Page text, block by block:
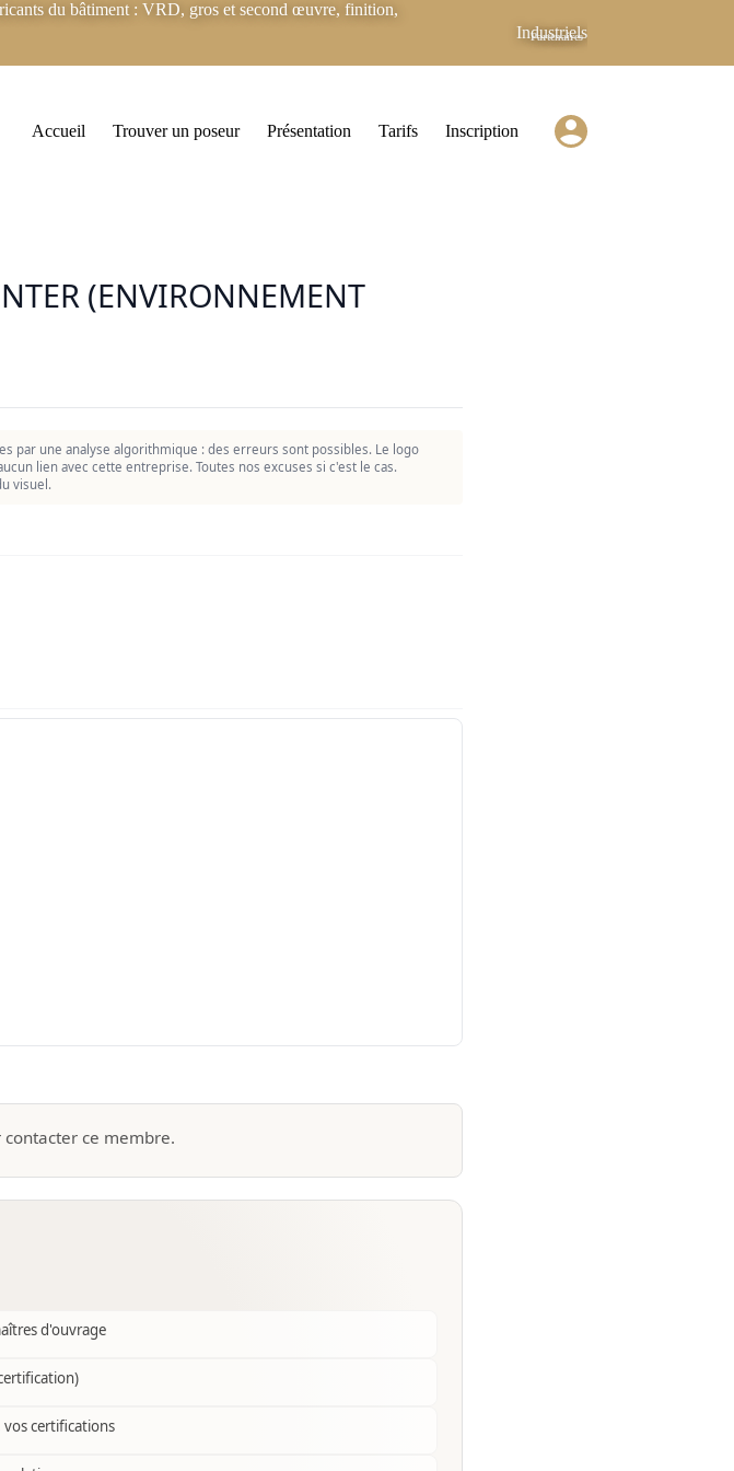
du bâtiment : VRD, gros et second œuvre, finition,
Industriels
Partenaires
Accueil Trouver un poseur Présentation Tarifs Inscription
(ENVIRONNEMENT
par une analyse algorithmique : des erreurs sont possibles. Le logo
lien avec cette entreprise. Toutes nos excuses si c'est le cas.
visuel.
contacter ce membre.
d'ouvrage
certifications